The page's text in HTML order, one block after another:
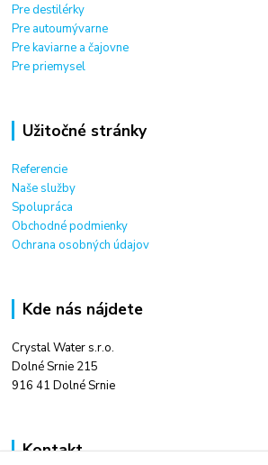
Pre destilérky
Pre autoumývarne
Pre kaviarne a čajovne
Pre priemysel
Užitočné stránky
Referencie
Naše služby
Spolupráca
Obchodné podmienky
Ochrana osobných údajov
Kde nás nájdete
Crystal Water s.r.o.
Dolné Srnie 215
916 41 Dolné Srnie
Kontakt